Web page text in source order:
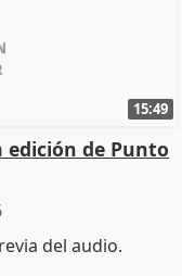
15:49
edición de Punto